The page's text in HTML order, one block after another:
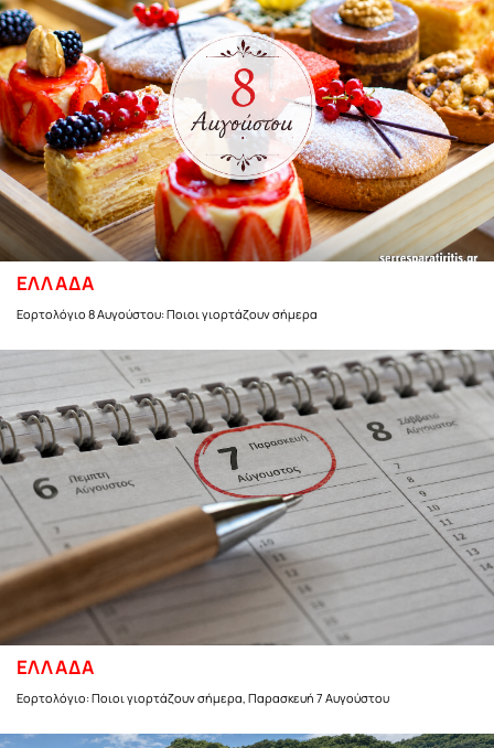
ΕΛΛΑΔΑ
Εορτολόγιο 8 Αυγούστου: Ποιοι γιορτάζουν σήμερα
ΕΛΛΑΔΑ
Εορτολόγιο: Ποιοι γιορτάζουν σήμερα, Παρασκευή 7 Αυγούστου